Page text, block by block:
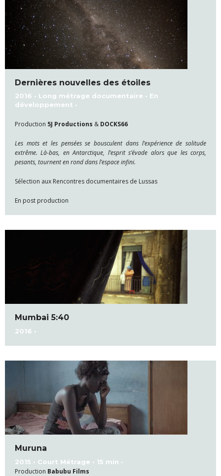
Dernières nouvelles des étoiles
2016 • Long métrage documentaire • En
développement •
Production 5J Productions & DOCKS66
Les mots et les pensées se bousculent dans l’expérience de solitude
extrême. Là-bas, en Antarctique, l’esprit s’évade alors que les corps,
pesants, tournent en rond dans l’espace infini.
Sélection aux Rencontres documentaires de Lussas
En post production
Mumbai 5:40
2016 •
Muruna
2015 • Court Métrage • 15 min •
Production Babubu Films